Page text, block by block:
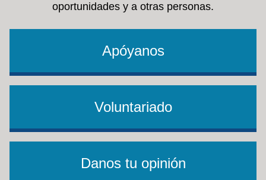
oportunidades y a otras personas.
Apóyanos
Voluntariado
Danos tu opinión